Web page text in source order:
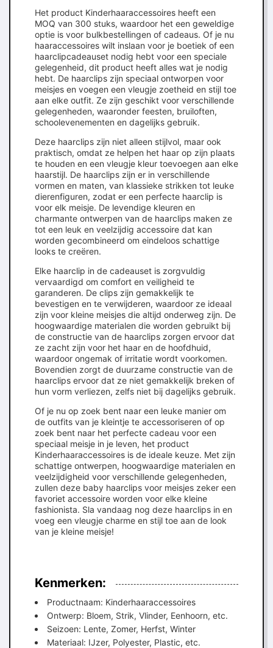
Het product Kinderhaaraccessoires heeft een
MOQ van 300 stuks, waardoor het een geweldige
optie is voor bulkbestellingen of cadeaus. Of je nu
haaraccessoires wilt inslaan voor je boetiek of een
haarclipcadeauset nodig hebt voor een speciale
gelegenheid, dit product heeft alles wat je nodig
hebt. De haarclips zijn speciaal ontworpen voor
meisjes en voegen een vleugje zoetheid en stijl toe
aan elke outfit. Ze zijn geschikt voor verschillende
gelegenheden, waaronder feesten, bruiloften,
schoolevenementen en dagelijks gebruik.
Deze haarclips zijn niet alleen stijlvol, maar ook
praktisch, omdat ze helpen het haar op zijn plaats
te houden en een vleugje kleur toevoegen aan elke
haarstijl. De haarclips zijn er in verschillende
vormen en maten, van klassieke strikken tot leuke
dierenfiguren, zodat er een perfecte haarclip is
voor elk meisje. De levendige kleuren en
charmante ontwerpen van de haarclips maken ze
tot een leuk en veelzijdig accessoire dat kan
worden gecombineerd om eindeloos schattige
looks te creëren.
Elke haarclip in de cadeauset is zorgvuldig
vervaardigd om comfort en veiligheid te
garanderen. De clips zijn gemakkelijk te
bevestigen en te verwijderen, waardoor ze ideaal
zijn voor kleine meisjes die altijd onderweg zijn. De
hoogwaardige materialen die worden gebruikt bij
de constructie van de haarclips zorgen ervoor dat
ze zacht zijn voor het haar en de hoofdhuid,
waardoor ongemak of irritatie wordt voorkomen.
Bovendien zorgt de duurzame constructie van de
haarclips ervoor dat ze niet gemakkelijk breken of
hun vorm verliezen, zelfs niet bij dagelijks gebruik.
Of je nu op zoek bent naar een leuke manier om
de outfits van je kleintje te accessoriseren of op
zoek bent naar het perfecte cadeau voor een
speciaal meisje in je leven, het product
Kinderhaaraccessoires is de ideale keuze. Met zijn
schattige ontwerpen, hoogwaardige materialen en
veelzijdigheid voor verschillende gelegenheden,
zullen deze baby haarclips voor meisjes zeker een
favoriet accessoire worden voor elke kleine
fashionista. Sla vandaag nog deze haarclips in en
voeg een vleugje charme en stijl toe aan de look
van je kleine meisje!
Kenmerken:
Productnaam: Kinderhaaraccessoires
Ontwerp: Bloem, Strik, Vlinder, Eenhoorn, etc.
Seizoen: Lente, Zomer, Herfst, Winter
Materiaal: IJzer, Polyester, Plastic, etc.